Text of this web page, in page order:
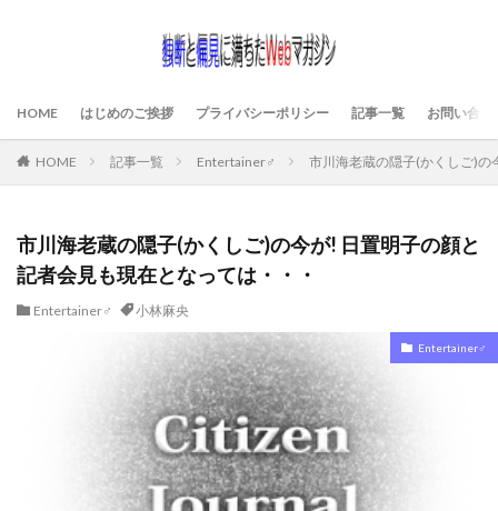
HOME はじめのご挨拶 プライバシーポリシー 記事一覧 お問い合わ
HOME 記事一覧 Entertainer♂ 市川海老蔵の隠子(かくしご)
市川海老蔵の隠子(かくしご)の今が! 日置明子の顔と
記者会見も現在となっては・・・
Entertainer♂ 小林麻央
Entertainer♂